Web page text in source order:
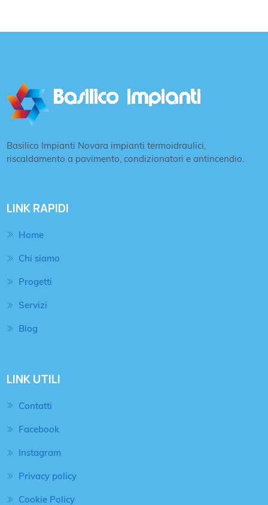
Basilico Impianti Novara impianti termoidraulici,
riscaldamento a pavimento, condizionatori e antincendio.
LINK RAPIDI
Home
Chi siamo
Progetti
Servizi
Blog
LINK UTILI
Contatti
Facebook
Instagram
Privacy policy
Cookie Policy